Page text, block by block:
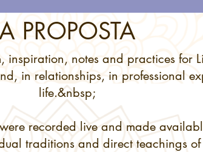
PROPOSTA
inspiration, notes and practices for
in relationships, in professional
life.&nbsp;
recorded live and made
traditions and direct teachings of